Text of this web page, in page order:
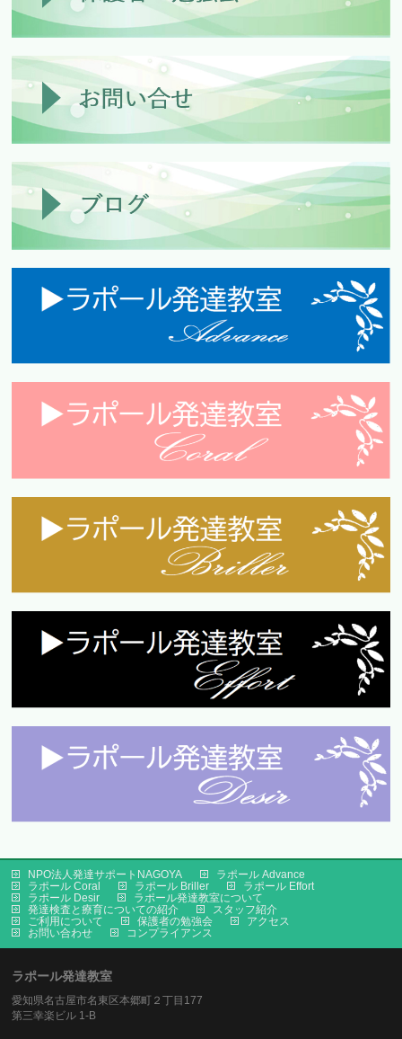
NPO法人発達サポートNAGOYA
ラポール Advance
ラポール Coral
ラポール Briller
ラポール Effort
ラポール Desir
ラポール発達教室について
発達検査と療育についての紹介
スタッフ紹介
ご利用について
保護者の勉強会
アクセス
お問い合わせ
コンプライアンス
ラポール発達教室
愛知県名古屋市名東区本郷町２丁目177
第三幸楽ビル 1-B